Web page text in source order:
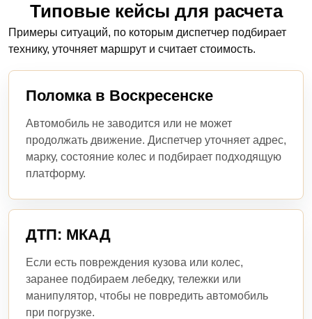
Типовые кейсы для расчета
Примеры ситуаций, по которым диспетчер подбирает
технику, уточняет маршрут и считает стоимость.
Поломка в Воскресенске
Автомобиль не заводится или не может
продолжать движение. Диспетчер уточняет адрес,
марку, состояние колес и подбирает подходящую
платформу.
ДТП: МКАД
Если есть повреждения кузова или колес,
заранее подбираем лебедку, тележки или
манипулятор, чтобы не повредить автомобиль
при погрузке.